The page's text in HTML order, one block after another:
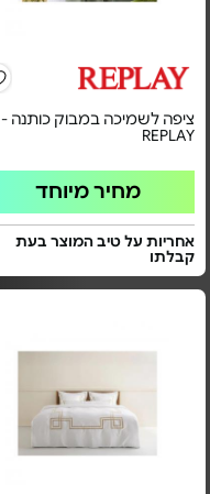
ציפה לשמיכה במבוק כותנה -
REPLAY
מחיר מיוחד
אחריות על טיב המוצר בעת
קבלתו